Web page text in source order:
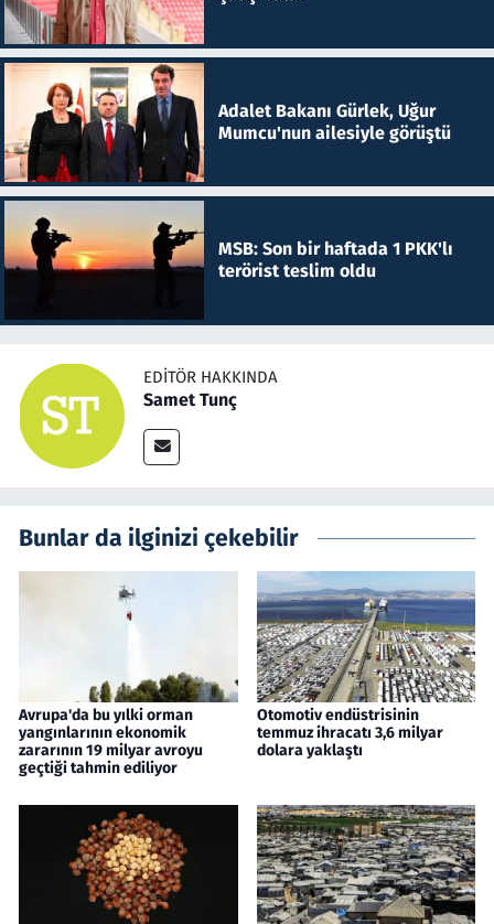
Adalet Bakanı Gürlek, Uğur
Mumcu'nun ailesiyle görüştü
MSB: Son bir haftada 1 PKK'lı
terörist teslim oldu
EDITÖR HAKKINDA
Samet Tunç
Bunlar da ilginizi çekebilir
Avrupa'da bu yılki orman
yangınlarının ekonomik
zararının 19 milyar avroyu
geçtiği tahmin ediliyor
Otomotiv endüstrisinin
temmuz ihracatı 3,6 milyar
dolara yaklaştı